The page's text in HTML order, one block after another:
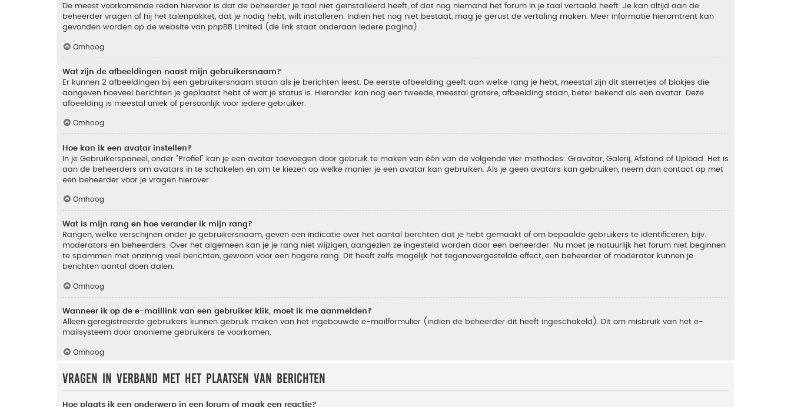
De meest voorkomende reden hiervoor is dat de beheerder je taal niet geïnstalleerd heeft, of dat nog niemand het forum in je taal vertaald heeft. Je kan altijd aan de
beheerder vragen of hij het talenpakket, dat je nodig hebt, wilt installeren. Indien het nog niet bestaat, mag je gerust de vertaling maken. Meer informatie hieromtrent kan
gevonden worden op de website van phpBB Limited (de link staat onderaan iedere pagina).
Omhoog
Wat zijn de afbeeldingen naast mijn gebruikersnaam?
Er kunnen 2 afbeeldingen bij een gebruikersnaam staan als je berichten leest. De eerste afbeelding geeft aan welke rang je hebt, meestal zijn dit sterretjes of blokjes die
aangeven hoeveel berichten je geplaatst hebt of wat je status is. Hieronder kan nog een tweede, meestal grotere, afbeelding staan, beter bekend als een avatar. Deze
afbeelding is meestal uniek of persoonlijk voor iedere gebruiker.
Omhoog
Hoe kan ik een avatar instellen?
In je Gebruikerspaneel, onder “Profiel” kan je een avatar toevoegen door gebruik te maken van één van de volgende vier methodes: Gravatar, Galerij, Afstand of Upload. Het is
aan de beheerders om avatars in te schakelen en om te kiezen op welke manier je een avatar kan gebruiken. Als je geen avatars kan gebruiken, neem dan contact op met
een beheerder voor je vragen hierover.
Omhoog
Wat is mijn rang en hoe verander ik mijn rang?
Rangen, welke verschijnen onder je gebruikersnaam, geven een indicatie over het aantal berchten dat je hebt gemaakt of om bepaalde gebruikers te identificeren, bijv.
moderators en beheerders. Over het algemeen kan je je rang niet wijzigen, aangezien ze ingesteld worden door een beheerder. Nu moet je natuurlijk het forum niet beginnen
te spammen met onzinnig veel berichten, gewoon voor een hogere rang. Dit heeft zelfs mogelijk het tegenovergestelde effect, een beheerder of moderator kunnen je
berichten aantal doen dalen.
Omhoog
Wanneer ik op de e-maillink van een gebruiker klik, moet ik me aanmelden?
Alleen geregistreerde gebruikers kunnen gebruik maken van het ingebouwde e-mailformulier (indien de beheerder dit heeft ingeschakeld). Dit om misbruik van het e-
mailsysteem door anonieme gebruikers te voorkomen.
Omhoog
Vragen in verband met het plaatsen van berichten
Hoe plaats ik een onderwerp in een forum of maak een reactie?